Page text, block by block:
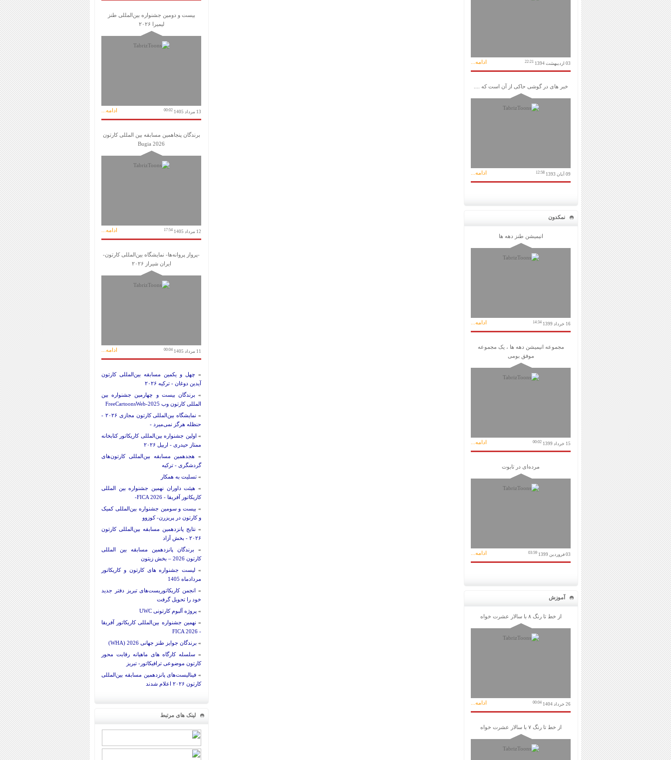
03 اردیبهشت 1394 22:21 ادامه...
خبر های در گوشی حاکی از آن است که ....
09 آبان 1393 12:58 ادامه...
نمکدون
انیمیشن طنز دهه ها
16 خرداد 1399 14:34 ادامه...
مجموعه انیمیشن دهه ها ، یک مجموعه
موفق بومی
15 خرداد 1399 00:02 ادامه...
مرده‌ای در تابوت
03 فروردین 1399 03:59 ادامه...
آموزش
از خط تا رنگ ۸ با سالار عشرت خواه
26 خرداد 1404 00:04 ادامه...
از خط تا رنگ ۷ با سالار عشرت خواه
بیست و دومین جشنواره بین‌المللی طنز
لیمیرا ۲۰۲۶
13 مرداد 1405 00:02 ادامه...
برندگان پنجاهمین مسابقه بین المللی کارتون
Bugia 2026
12 مرداد 1405 17:54 ادامه...
-پرواز پروانه‌ها- نمایشگاه بین‌المللی کارتون-
ایران شیراز ۲۰۲۶
11 مرداد 1405 00:04 ادامه...
» چهل و یکمین مسابقه بین‌المللی کارتون
آیدین دوغان - ترکیه ۲۰۲۶
» برندگان بیست و چهارمین جشنواره بین
المللی کارتون وب FreeCartoonsWeb-2025
»
نمایشگاه بین‌المللی کارتون مجازی ۲۰۲۶ -
حنظله هرگز نمی‌میرد -
» اولین جشنواره بین‌المللی کاریکاتور کتابخانه
ممتاز حیدری - اربیل ۲۰۲۶
»
هجدهمین مسابقه بین‌المللی کارتون‌های
گردشگری - ترکیه
» تسلیت به همکار
» هیئت داوران نهمین جشنواره بین المللی
کاریکاتور آفریقا - FICA 2026-
» بیست و سومین جشنواره بین‌المللی کمیک
و کارتون در پریزرن- کوزوو
» نتایج پانزدهمین مسابقه بین‌المللی کارتون
۲۰۲۶ - بخش آزاد
» برندگان پانزدهمین مسابقه بین المللی
کارتون 2026 – بخش زیتون
» لیست جشنواره های کارتون و کاریکاتور
مردادماه 1405
» انجمن کاریکاتوریست‌های تبریز دفتر جدید
خود را تحویل گرفت
» پروژه آلبوم کارتونی UWC
» نهمین جشنواره بین‌المللی کاریکاتور آفریقا
- FICA 2026
» برندگان جوایز طنز جهانی 2026 (WHA)
» سلسله کارگاه های ماهیانه رقابت محور
کارتون موضوعی ترافیکاتور- تبریز
» فینالیست‌های پانزدهمین مسابقه بین‌المللی
کارتون ۲۰۲۶ اعلام شدند
لینک های مرتبط